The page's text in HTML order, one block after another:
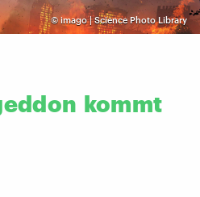
© imago | Science Photo Library
kommt